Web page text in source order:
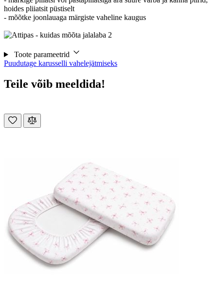
hoides pliiatsit püstiselt
- mõõtke joonlauaga märgiste vaheline kaugus
Toote parameetrid
Puudutage karusselli vahelejätmiseks
Teile võib meeldida!